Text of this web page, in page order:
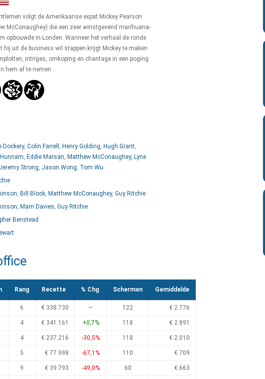
volgt de Amerikaanse expat Mickey Pearson
McConaughey) die een zeer winstgevend marihuana-
opbouwde in Londen. Wanneer het verhaal de ronde
hij uit de business wil stappen krijgt Mickey te maken
intriges, omkoping en chantage in een poging
hem af te nemen.
Dockery, Colin Farrell , Henry Golding, Hugh Grant,
, Eddie Marsan, Matthew McConaughey, Lyne
Jeremy Strong, Jason Wong, Tom Wu
, Bill Block, Matthew McConaughey, Guy Ritchie
, Marn Davies, Guy Ritchie
Benstead
Rang Recette % Chg Schermen Gemiddelde
6 € 338.730 — 122 € 2.776
4 € 341.161 +0,7% 118 € 2.891
4 € 237.216 -30,5% 118 € 2.010
5 € 77.998 -67,1% 110 € 709
9 € 39.793 -49,0% 60 € 663